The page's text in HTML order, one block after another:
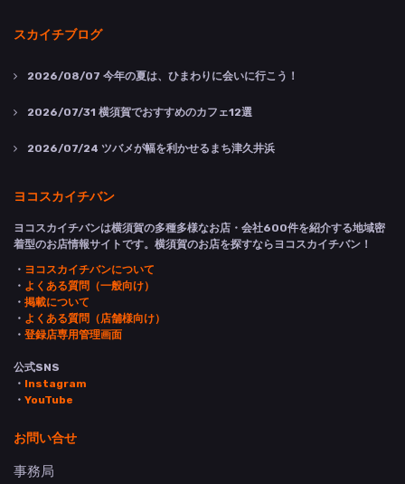
スカイチブログ
2026/08/07 今年の夏は、ひまわりに会いに行こう！
2026/07/31 横須賀でおすすめのカフェ12選
2026/07/24 ツバメが幅を利かせるまち津久井浜
ヨコスカイチバン
ヨコスカイチバンは横須賀の多種多様なお店・会社600件を紹介する地域密
着型のお店情報サイトです。横須賀のお店を探すならヨコスカイチバン！
・ ヨコスカイチバンについて
・ よくある質問（一般向け）
・ 掲載について
・ よくある質問（店舗様向け）
・ 登録店専用管理画面
公式SNS
・ Instagram
・ YouTube
お問い合せ
事務局